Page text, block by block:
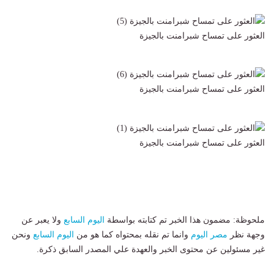
العثور على تمساح شبرامنت بالجيزة
العثور على تمساح شبرامنت بالجيزة
العثور على تمساح شبرامنت بالجيزة
ملحوظة: مضمون هذا الخبر تم كتابته بواسطة اليوم السابع ولا يعبر عن
وجهة نظر مصر اليوم وانما تم نقله بمحتواه كما هو من اليوم السابع ونحن
غير مسئولين عن محتوى الخبر والعهدة علي المصدر السابق ذكرة.